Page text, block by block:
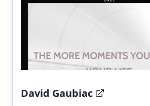
David Gaubiac